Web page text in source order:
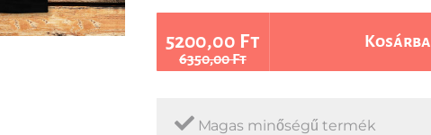
5200,00 Ft
6350,00 Ft
Kosárba
Magas minőségű termék